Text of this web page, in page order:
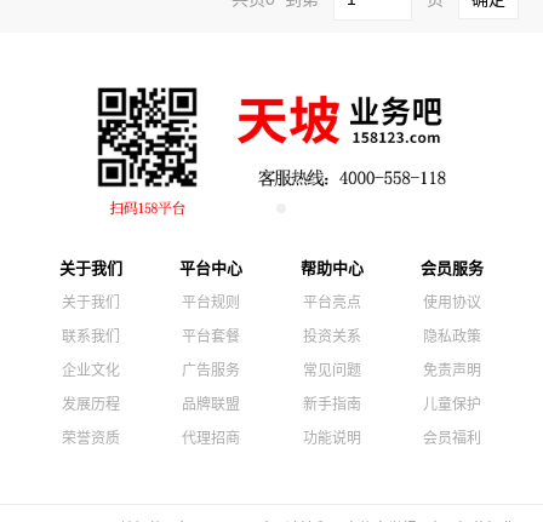
关于我们
关于我们
联系我们
企业文化
发展历程
荣誉资质
平台中心
平台规则
平台套餐
广告服务
品牌联盟
代理招商
帮助中心
平台亮点
投资关系
常见问题
新手指南
功能说明
会员服务
使用协议
隐私政策
免责声明
儿童保护
会员福利